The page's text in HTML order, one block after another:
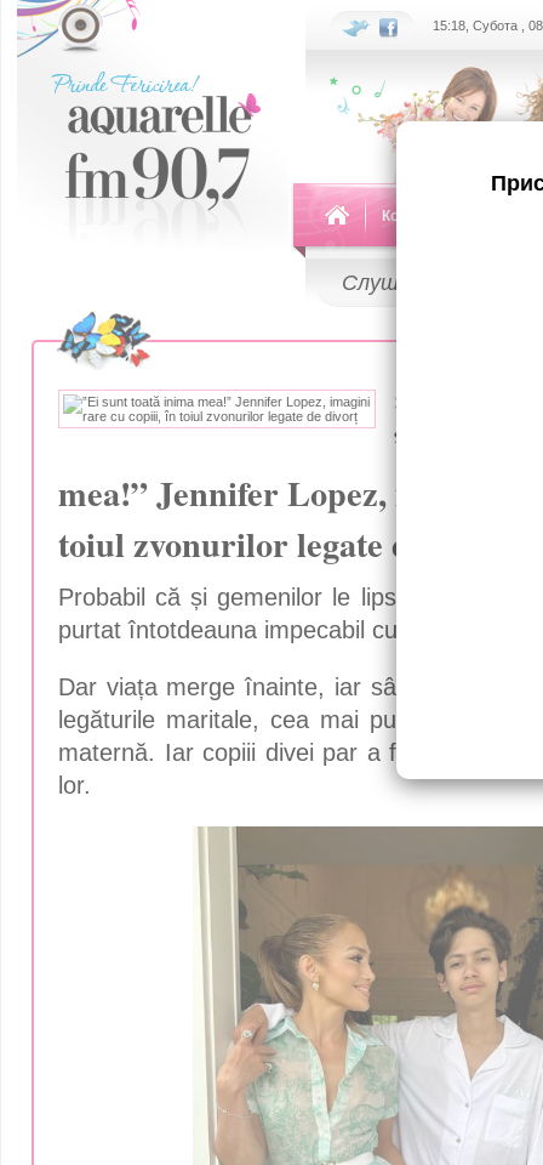
15:18, Субота ,
Команда
Слушай
30 Июля 2024
”Ei sunt
mea!” Jennifer Lopez, imagini
toiul zvonurilor legate de divorț
Probabil că și gemenilor le lipsește Ben
purtat întotdeauna impecabil cu ei.
Dar viața merge înainte, iar sângele apă
legăturile maritale, cea mai puternică
maternă. Iar copiii divei par a fi cu
lor.